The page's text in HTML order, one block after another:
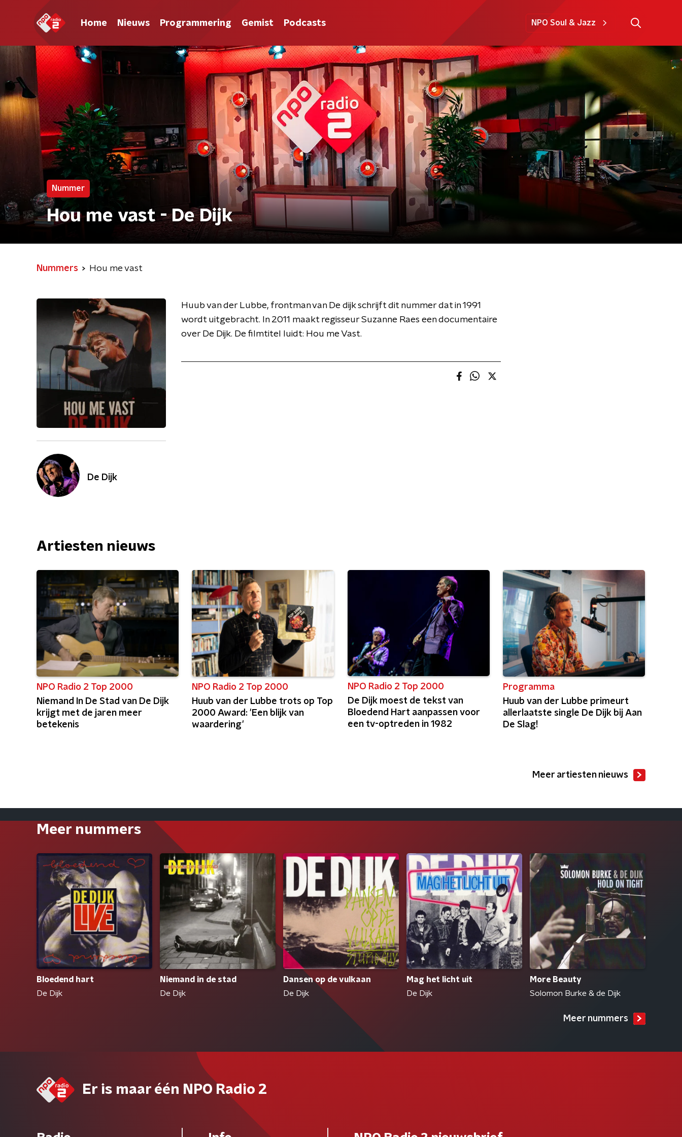
Home Nieuws Programmering Gemist Podcasts NPO Soul & Jazz
Nummer
Hou me vast - De Dijk
Nummers Hou me vast
De Dijk
Huub van der Lubbe, frontman van De dijk schrijft dit nummer dat in 1991
wordt uitgebracht. In 2011 maakt regisseur Suzanne Raes een documentaire
over De Dijk. De filmtitel luidt: Hou me Vast.
Artiesten nieuws
NPO Radio 2 Top 2000
Niemand In De Stad van De Dijk
krijgt met de jaren meer
betekenis
NPO Radio 2 Top 2000
Huub van der Lubbe trots op Top
2000 Award: 'Een blijk van
waardering'
NPO Radio 2 Top 2000
De Dijk moest de tekst van
Bloedend Hart aanpassen voor
een tv-optreden in 1982
Programma
Huub van der Lubbe primeurt
allerlaatste single De Dijk bij Aan
De Slag!
Meer artiesten nieuws
Meer nummers
Bloedend hart
De Dijk
Niemand in de stad
De Dijk
Dansen op de vulkaan
De Dijk
Mag het licht uit
De Dijk
More Beauty
Solomon Burke & de Dijk
Meer nummers
Er is maar één NPO Radio 2